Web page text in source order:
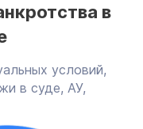
в
условий,
в суде, АУ,